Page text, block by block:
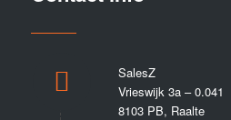
SalesZ
Vrieswijk 3a – 0.041
8103 PB, Raalte